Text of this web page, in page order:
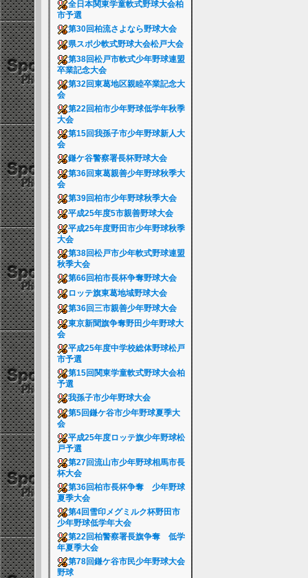
全日本関東学童軟式野球大会柏
市予選
第30回柏流さよなら野球大会
県スポ少軟式野球大会松戸大会
第38回松戸市軟式少年野球連盟
卒業記念大会
第32回東葛地区親睦卒業記念大
会
第22回柏市少年野球低学年秋季
大会
第15回我孫子市少年野球新人大
会
鎌ケ谷警察署長杯野球大会
第36回東葛親善少年野球秋季大
会
第39回柏市少年野球秋季大会
平成25年度5市親善野球大会
平成25年度野田市少年野球秋季
大会
第38回松戸市少年軟式野球連盟
秋季大会
第66回柏市長杯争奪野球大会
ロッテ旗東葛地域野球大会
第36回三市親善少年野球大会
東京新聞旗争奪野田少年野球大
会
平成25年度中学校総体野球松戸
市予選
第15回関東学童軟式野球大会柏
予選
我孫子市少年野球大会
第5回鎌ケ谷市少年野球夏季大
会
平成25年度ロッテ旗少年野球松
戸予選
第27回流山市少年野球相馬市長
杯大会
第36回柏市長杯争奪 少年野球
夏季大会
第4回雪印メグミルク杯野田市
少年野球低学年大会
第22回柏警察署長旗争奪 低学
年夏季大会
第78回鎌ケ谷市民少年野球大会
野球